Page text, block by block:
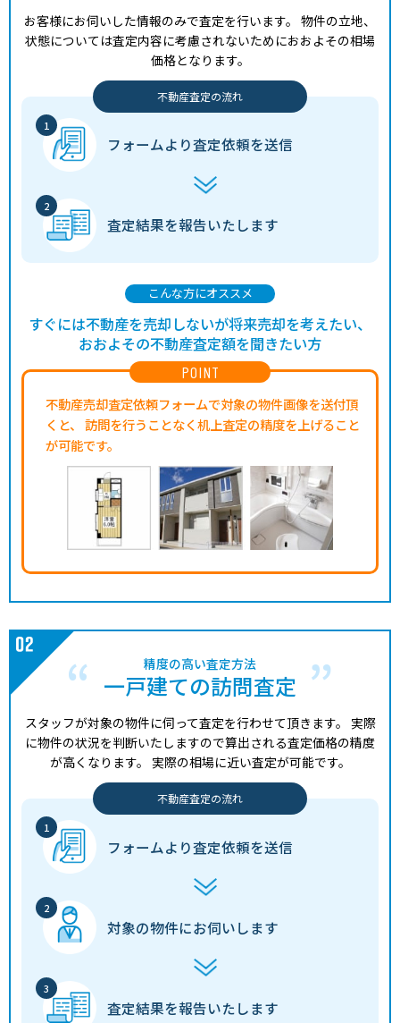
お客様にお伺いした情報のみで査定を行います。 物件の立地、
状態については査定内容に考慮されないためにおおよその相場
価格となります。
不動産査定の流れ
フォームより査定依頼を送信
査定結果を報告いたします
POINT
不動産売却査定依頼フォームで対象の物件画像を送付頂
くと、
訪問を行うことなく机上査定の精度を上げること
が可能です。
こんな方にオススメ
すぐには不動産を売却しないが将来売却を考えたい、
おおよその不動産査定額を聞きたい方
精度の高い査定方法
一戸建ての訪問査定
スタッフが対象の物件に伺って査定を行わせて頂きます。 実際
に物件の状況を判断いたしますので算出される査定価格の精度
が高くなります。 実際の相場に近い査定が可能です。
不動産査定の流れ
フォームより査定依頼を送信
対象の物件にお伺いします
査定結果を報告いたします